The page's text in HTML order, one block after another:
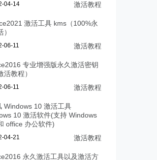
04-14 激活教程
激活工具 kms（100%永
）
06-11 激活教程
专业增强版永久激活密钥
活教程）
06-11 激活教程
Windows 10 激活工具
10 激活软件(支持 Windows
office 办公软件)
04-21 激活教程
永久激活工具以及激活方